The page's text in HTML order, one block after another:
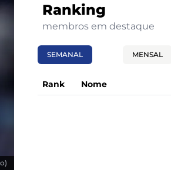
Ranking
membros em destaque
SEMANAL MENSAL
Rank Nome